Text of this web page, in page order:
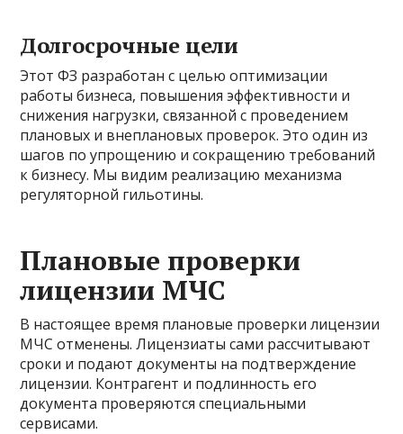
Долгосрочные цели
Этот ФЗ разработан с целью оптимизации
работы бизнеса, повышения эффективности и
снижения нагрузки, связанной с проведением
плановых и внеплановых проверок. Это один из
шагов по упрощению и сокращению требований
к бизнесу. Мы видим реализацию механизма
регуляторной гильотины.
Плановые проверки
лицензии МЧС
В настоящее время плановые проверки лицензии
МЧС отменены. Лицензиаты сами рассчитывают
сроки и подают документы на подтверждение
лицензии. Контрагент и подлинность его
документа проверяются специальными
сервисами.